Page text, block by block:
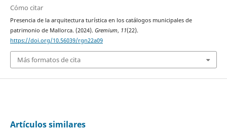
Cómo citar
Presencia de la arquitectura turística en los catálogos municipales de
patrimonio de Mallorca. (2024). Gremium, 11(22).
https://doi.org/10.56039/rgn22a09
Más formatos de cita
Artículos similares